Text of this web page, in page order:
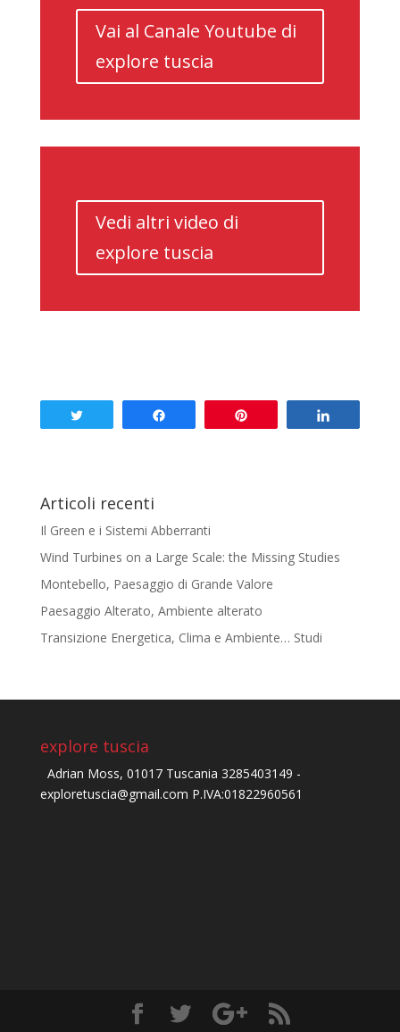
Vai al Canale Youtube di
explore tuscia
Vedi altri video di
explore tuscia
Articoli recenti
Il Green e i Sistemi Abberranti
Wind Turbines on a Large Scale: the Missing Studies
Montebello, Paesaggio di Grande Valore
Paesaggio Alterato, Ambiente alterato
Transizione Energetica, Clima e Ambiente… Studi
explore tuscia
Adrian Moss, 01017 Tuscania 3285403149 -
exploretuscia@gmail.com P.IVA:01822960561